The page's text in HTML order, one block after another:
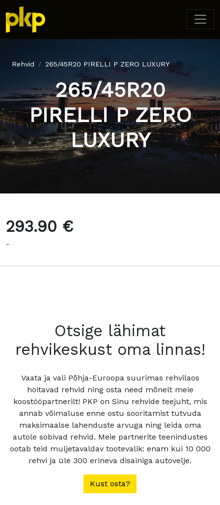
Rehvid 265/45R20 PIRELLI P ZERO LUXURY
265/45R20
PIRELLI P ZERO
LUXURY
293.90 €
-
Otsige lähimat
rehvikeskust oma linnas!
Vaata ja vali Põhja-Euroopa suurimas rehvilaos
hoitavad rehvid ning osta need mõnelt meie
koostööpartnerilt! PKP on Sinu rehvide teejuht, mis
annab võimaluse enne ostu sooritamist tutvuda
maksimaalse lahenduste arvuga ning leida oma
autole sobivad rehvid. Meie partnerite teenindustes
ootab teid muljetavaldav tootevalik: enam kui 10 000
rehvi ja üle 300 erineva disainiga autovelje.
Kust osta?